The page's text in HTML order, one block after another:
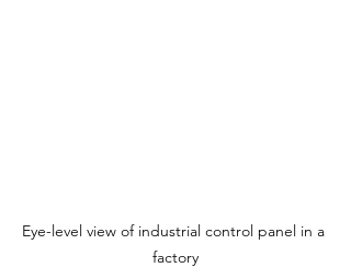
Eye-level view of industrial control panel in a
factory